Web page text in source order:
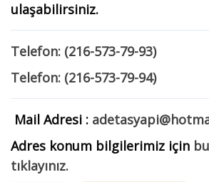
ulaşabilirsiniz.
Telefon: (216-573-79-93)
Telefon: (216-573-79-94)
Mail Adresi :
Adres konum bilgilerimiz için
tıklayınız.